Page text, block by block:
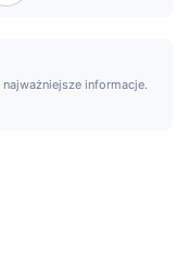
informacje.